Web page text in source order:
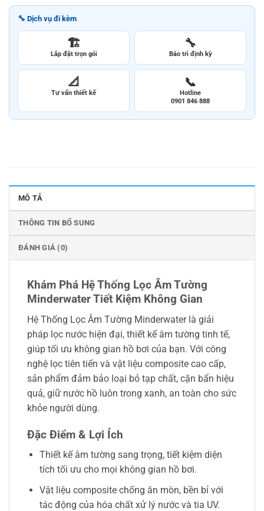
🔧 Dịch vụ đi kèm
🏗️
Lắp đặt trọn gói
🔧
Bảo trì định kỳ
📐
Tư vấn thiết kế
📞
Hotline
0901 846 888
MÔ TẢ
THÔNG TIN BỔ SUNG
ĐÁNH GIÁ (0)
Khám Phá Hệ Thống Lọc Âm Tường
Minderwater Tiết Kiệm Không Gian
Hệ Thống Lọc Âm Tường Minderwater là giải
pháp lọc nước hiện đại, thiết kế âm tường tinh tế,
giúp tối ưu không gian hồ bơi của bạn. Với công
nghệ lọc tiên tiến và vật liệu composite cao cấp,
sản phẩm đảm bảo loại bỏ tạp chất, cặn bẩn hiệu
quả, giữ nước hồ luôn trong xanh, an toàn cho sức
khỏe người dùng.
Đặc Điểm & Lợi Ích
Thiết kế âm tường sang trọng, tiết kiệm diện
tích tối ưu cho mọi không gian hồ bơi.
Vật liệu composite chống ăn mòn, bền bỉ với
tác động của hóa chất xử lý nước và tia UV.